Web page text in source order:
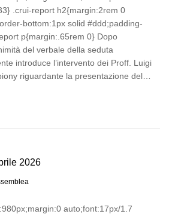
.crui-report h2{margin:2rem 0
bottom:1px solid #ddd;padding-
p{margin:.65rem 0} Dopo
del verbale della seduta
introduce l’intervento dei Proff. Luigi
riguardante la presentazione del…
2026
auto;font:17px/1.7